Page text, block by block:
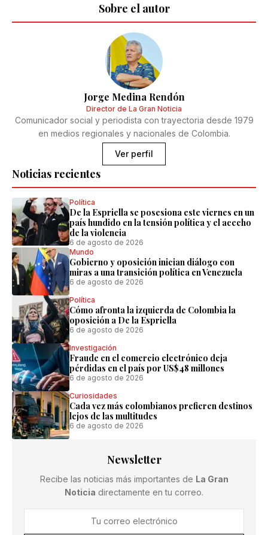
Noticias recientes
Política
De la Espriella se posesiona este viernes en un
país hundido en la tensión política y el acecho
de la violencia
6 de agosto de 2026
Mundo
Gobierno y oposición inician diálogo con
miras a una transición política en Venezuela
6 de agosto de 2026
Política
Cómo afronta la izquierda de Colombia la
oposición a De la Espriella
6 de agosto de 2026
Investigación
Fraude en el comercio electrónico deja
pérdidas en el país por US$48 millones
6 de agosto de 2026
Curiosidades
Cada vez más colombianos prefieren destinos
lejos de las multitudes
6 de agosto de 2026
Sobre el autor
Jorge Medina Rendón
Director de La Gran Noticia
Comunicador social y periodista con trayectoria desde 1979
en medios regionales y nacionales de Colombia.
Ver perfil
Newsletter
Recibe las noticias más importantes de La Gran
Noticia directamente en tu correo.